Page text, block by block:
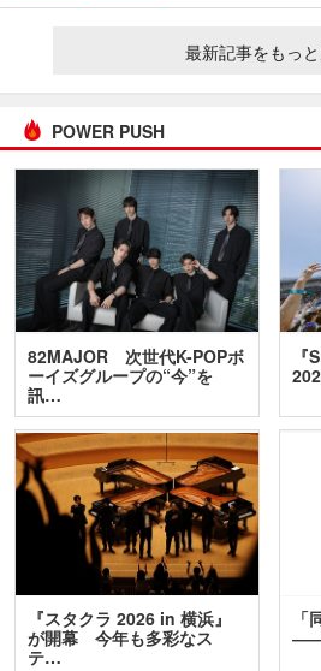
最新記事をもっ
POWER PUSH
82MAJOR 次世代K-POPボ
ーイズグループの“今”を
訊…
『スタクラ 2026 in 横浜』
が開幕 今年も多彩なス
テ…